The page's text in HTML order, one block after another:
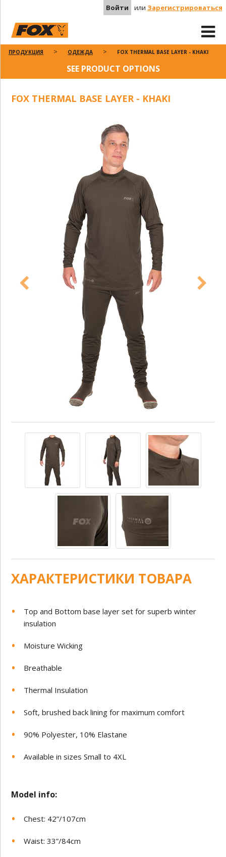
Войти или Зарегистрироваться
ПРОДУКЦИЯ ОДЕЖДА FOX THERMAL BASE LAYER - KHAKI
SEE PRODUCT OPTIONS
FOX THERMAL BASE LAYER - KHAKI
ХАРАКТЕРИСТИКИ ТОВАРА
Top and Bottom base layer set for superb winter
insulation
Moisture Wicking
Breathable
Thermal Insulation
Soft, brushed back lining for maximum comfort
90% Polyester, 10% Elastane
Available in sizes Small to 4XL
Model info:
Chest: 42”/107cm
Waist: 33”/84cm